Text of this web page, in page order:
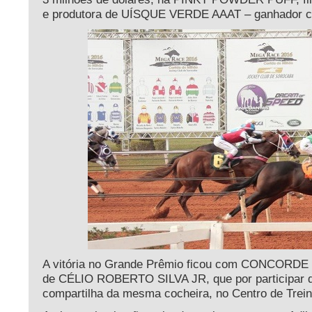
e produtora de UÍSQUE VERDE AAAT – ganhador
A vitória no Grande Prêmio ficou com
de CÉLIO ROBERTO SILVA JR, que por participar
compartilha da mesma cocheira, no Centro de